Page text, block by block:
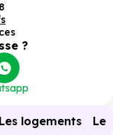
?
Les logements Le